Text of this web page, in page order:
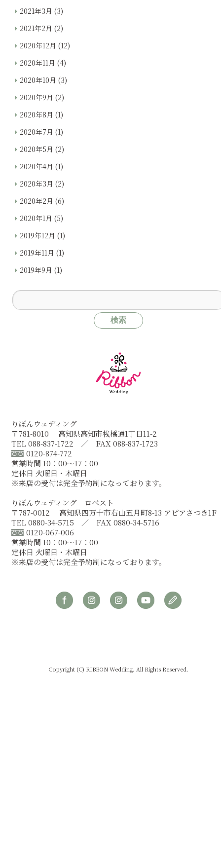
2021年3月 (3)
2021年2月 (2)
2020年12月 (12)
2020年11月 (4)
2020年10月 (3)
2020年9月 (2)
2020年8月 (1)
2020年7月 (1)
2020年5月 (2)
2020年4月 (1)
2020年3月 (2)
2020年2月 (6)
2020年1月 (5)
2019年12月 (1)
2019年11月 (1)
2019年9月 (1)
りぼんウェディング
〒781-8010 高知県高知市桟橋通1丁目11-2
TEL 088-837-1722 ／ FAX 088-837-1723
0120-874-772
営業時間 10：00～17：00
定休日 火曜日・木曜日
※来店の受付は完全予約制になっております。
りぼんウェディング ロベスト
〒787-0012 高知県四万十市右山五月町8-13 アピアさつき1F
TEL 0880-34-5715 ／ FAX 0880-34-5716
0120-067-006
営業時間 10：00～17：00
定休日 火曜日・木曜日
※来店の受付は完全予約制になっております。
Copyright (C) RIBBON Wedding. All Rights Reserved.